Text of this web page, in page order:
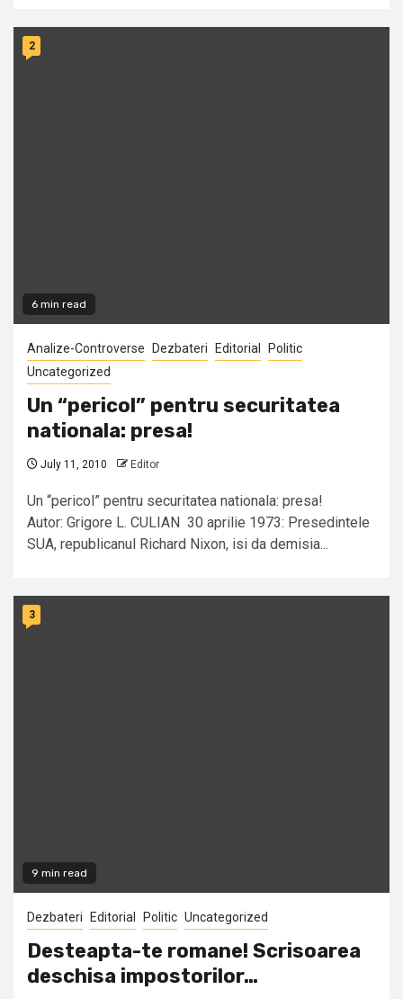
6 min read
2
Analize-Controverse Dezbateri Editorial
Politic
Uncategorized
Un “pericol” pentru securitatea
nationala: presa!
July 11, 2010 Editor
Un “pericol” pentru securitatea nationala: presa!
Autor: Grigore L. CULIAN 30 aprilie 1973: Presedintele
SUA, republicanul Richard Nixon, isi da demisia...
9 min read
3
Dezbateri Editorial Politic Uncategorized
Desteapta-te romane! Scrisoarea
deschisa impostorilor…